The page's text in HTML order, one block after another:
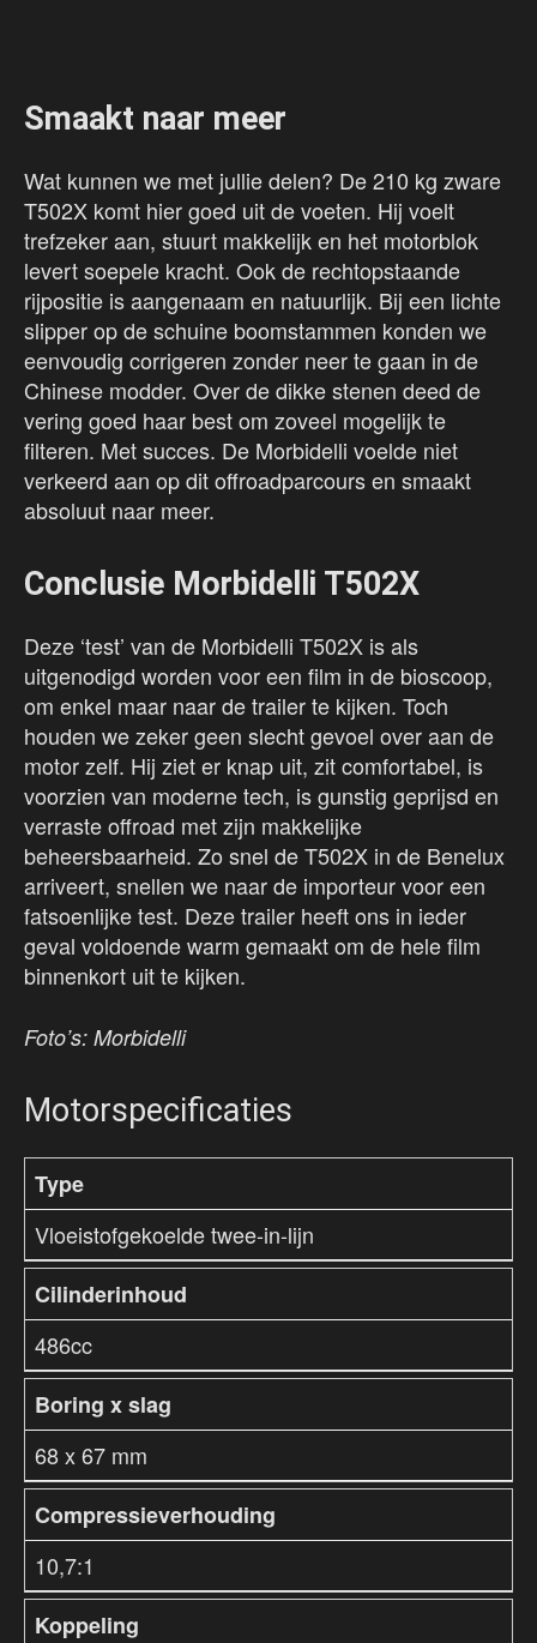
Smaakt naar meer
Wat kunnen we met jullie delen? De 210 kg zware
T502X komt hier goed uit de voeten. Hij voelt
trefzeker aan, stuurt makkelijk en het motorblok
levert soepele kracht. Ook de rechtopstaande
rijpositie is aangenaam en natuurlijk. Bij een lichte
slipper op de schuine boomstammen konden we
eenvoudig corrigeren zonder neer te gaan in de
Chinese modder. Over de dikke stenen deed de
vering goed haar best om zoveel mogelijk te
filteren. Met succes. De Morbidelli voelde niet
verkeerd aan op dit offroadparcours en smaakt
absoluut naar meer.
Conclusie Morbidelli T502X
Deze ‘test’ van de Morbidelli T502X is als
uitgenodigd worden voor een film in de bioscoop,
om enkel maar naar de trailer te kijken. Toch
houden we zeker geen slecht gevoel over aan de
motor zelf. Hij ziet er knap uit, zit comfortabel, is
voorzien van moderne tech, is gunstig geprijsd en
verraste offroad met zijn makkelijke
beheersbaarheid. Zo snel de T502X in de Benelux
arriveert, snellen we naar de importeur voor een
fatsoenlijke test. Deze trailer heeft ons in ieder
geval voldoende warm gemaakt om de hele film
binnenkort uit te kijken.
Foto’s: Morbidelli
Motorspecificaties
Type
Vloeistofgekoelde twee-in-lijn
Cilinderinhoud
486cc
Boring x slag
68 x 67 mm
Compressieverhouding
10,7:1
Koppeling